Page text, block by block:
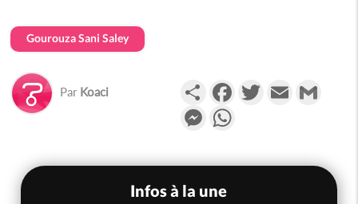
Gourouza Sani Saley
Par Koaci PartagerFacebookTwitterEmail
Messenger
Infos à la une